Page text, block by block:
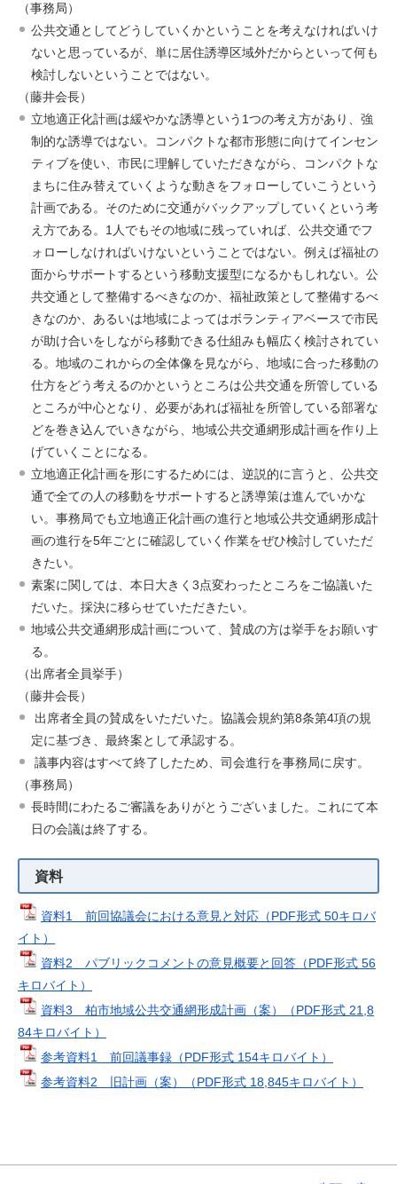
（事務局）
公共交通としてどうしていくかということを考えなければいけ
ないと思っているが、単に居住誘導区域外だからといって何も
検討しないということではない。
（藤井会長）
立地適正化計画は緩やかな誘導という1つの考え方があり、強
制的な誘導ではない。コンパクトな都市形態に向けてインセン
ティブを使い、市民に理解していただきながら、コンパクトな
まちに住み替えていくような動きをフォローしていこうという
計画である。そのために交通がバックアップしていくという考
え方である。1人でもその地域に残っていれば、公共交通でフ
ォローしなければいけないということではない。例えば福祉の
面からサポートするという移動支援型になるかもしれない。公
共交通として整備するべきなのか、福祉政策として整備するべ
きなのか、あるいは地域によってはボランティアベースで市民
が助け合いをしながら移動できる仕組みも幅広く検討されてい
る。地域のこれからの全体像を見ながら、地域に合った移動の
仕方をどう考えるのかというところは公共交通を所管している
ところが中心となり、必要があれば福祉を所管している部署な
どを巻き込んでいきながら、地域公共交通網形成計画を作り上
げていくことになる。
立地適正化計画を形にするためには、逆説的に言うと、公共交
通で全ての人の移動をサポートすると誘導策は進んでいかな
い。事務局でも立地適正化計画の進行と地域公共交通網形成計
画の進行を5年ごとに確認していく作業をぜひ検討していただ
きたい。
素案に関しては、本日大きく3点変わったところをご協議いた
だいた。採決に移らせていただきたい。
地域公共交通網形成計画について、賛成の方は挙手をお願いす
る。
（出席者全員挙手）
（藤井会長）
出席者全員の賛成をいただいた。協議会規約第8条第4項の規
定に基づき、最終案として承認する。
議事内容はすべて終了したため、司会進行を事務局に戻す。
（事務局）
長時間にわたるご審議をありがとうございました。これにて本
日の会議は終了する。
資料
資料1 前回協議会における意見と対応（PDF形式 50キロバ
イト）
資料2 パブリックコメントの意見概要と回答（PDF形式 56
キロバイト）
資料3 柏市地域公共交通網形成計画（案）（PDF形式 21,8
84キロバイト）
参考資料1 前回議事録（PDF形式 154キロバイト）
参考資料2 旧計画（案）（PDF形式 18,845キロバイト）